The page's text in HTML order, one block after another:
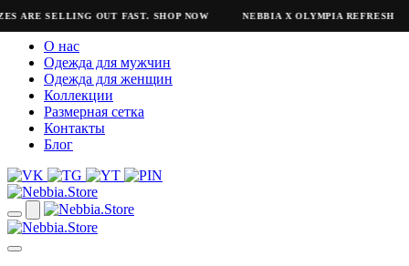
ARE SELLING OUT FAST. SHOP NOW NEBBIA X OLYMPIA REFRESH
О нас
Одежда для мужчин
Одежда для женщин
Коллекции
Размерная сетка
Контакты
Блог